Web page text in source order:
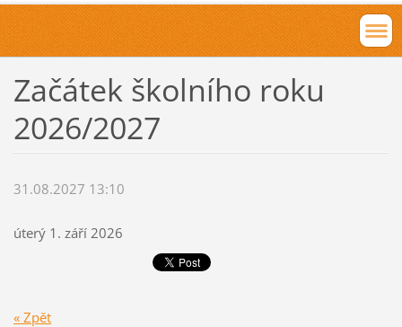
Začátek školního roku
2026/2027
31.08.2027 13:10
úterý 1. září 2026
« Zpět